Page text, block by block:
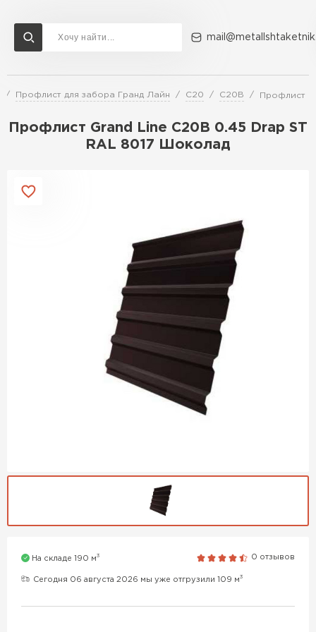
Профлист для забора Гранд Лайн C20 С20В Профлист
Профлист Grand Line C20В 0.45 Drap ST
RAL 8017 Шоколад
На складе 190 м3 0 отзывов
Сегодня 06 августа 2026 мы уже отгрузили 109 м3
Доставка и оплата Акции О компании Контакты
Перейти в каталог